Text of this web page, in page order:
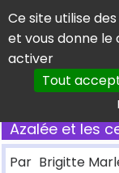
Panneau de
Ce site utilise
et vous donne le
activer
Tout
Azalée et les
Par Brigitte